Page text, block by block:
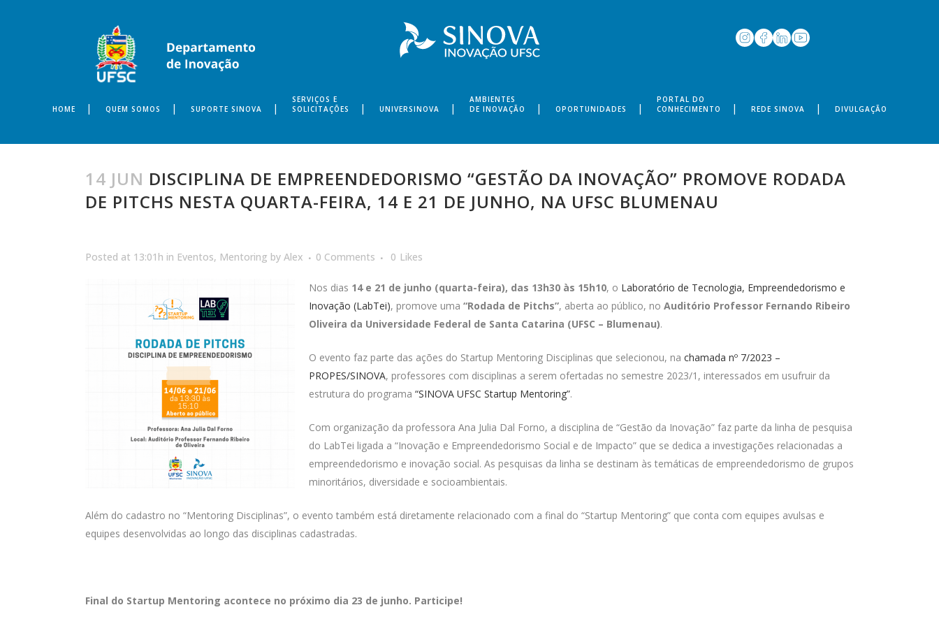
HOME QUEM SOMOS SUPORTE SINOVA
SERVIÇOS E
SOLICITAÇÕES
UNIVERSINOVA
AMBIENTES
DE INOVAÇÃO
OPORTUNIDADES
PORTAL DO
CONHECIMENTO
REDE SINOVA DIVULGAÇÃO
14 JUN DISCIPLINA DE EMPREENDEDORISMO “GESTÃO DA INOVAÇÃO” PROMOVE RODADA
DE PITCHS NESTA QUARTA-FEIRA, 14 E 21 DE JUNHO, NA UFSC BLUMENAU
Posted at 13:01h in Eventos, Mentoring by Alex 0 Comments 0 Likes
Nos dias 14 e 21 de junho (quarta-feira), das 13h30 às 15h10, o Laboratório de Tecnologia, Empreendedorismo e
Inovação (LabTei), promove uma “Rodada de Pitchs”, aberta ao público, no Auditório Professor Fernando Ribeiro
Oliveira da Universidade Federal de Santa Catarina (UFSC – Blumenau).
O evento faz parte das ações do Startup Mentoring Disciplinas que selecionou, na chamada nº 7/2023 –
PROPES/SINOVA, professores com disciplinas a serem ofertadas no semestre 2023/1, interessados em usufruir da
estrutura do programa “SINOVA UFSC Startup Mentoring”.
Com organização da professora Ana Julia Dal Forno, a disciplina de “Gestão da Inovação” faz parte da linha de pesquisa
do LabTei ligada a “Inovação e Empreendedorismo Social e de Impacto” que se dedica a investigações relacionadas a
empreendedorismo e inovação social. As pesquisas da linha se destinam às temáticas de empreendedorismo de grupos
minoritários, diversidade e socioambientais.
Além do cadastro no “Mentoring Disciplinas”, o evento também está diretamente relacionado com a final do “Startup Mentoring” que conta com equipes avulsas e
equipes desenvolvidas ao longo das disciplinas cadastradas.
Final do Startup Mentoring acontece no próximo dia 23 de junho. Participe!